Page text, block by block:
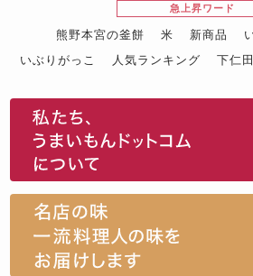
急上昇ワード
熊野本宮の釜餅 米 新商品
いぶりがっこ
人気ランキング 下仁